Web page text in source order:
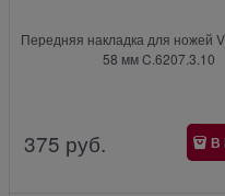
Передняя накладка для ножей
58 мм C.6207.3.10
375 руб. В